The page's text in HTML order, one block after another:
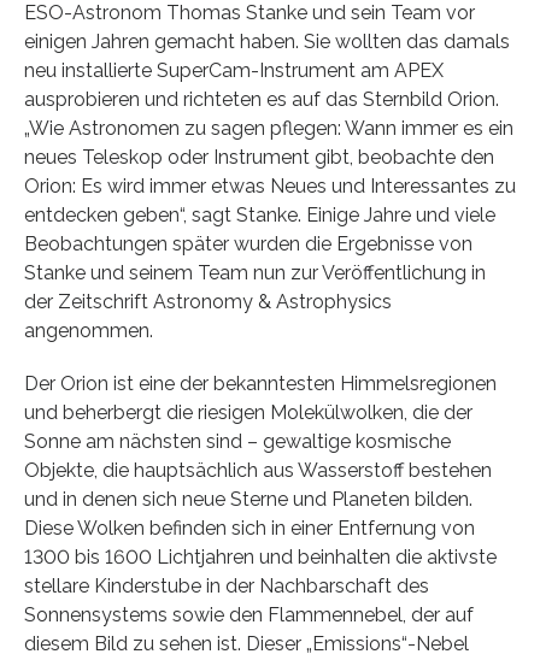
ESO-Astronom Thomas Stanke und sein Team vor
einigen Jahren gemacht haben. Sie wollten das damals
neu installierte SuperCam-Instrument am APEX
ausprobieren und richteten es auf das Sternbild Orion.
„Wie Astronomen zu sagen pflegen: Wann immer es ein
neues Teleskop oder Instrument gibt, beobachte den
Orion: Es wird immer etwas Neues und Interessantes zu
entdecken geben“, sagt Stanke. Einige Jahre und viele
Beobachtungen später wurden die Ergebnisse von
Stanke und seinem Team nun zur Veröffentlichung in
der Zeitschrift Astronomy & Astrophysics
angenommen.
Der Orion ist eine der bekanntesten Himmelsregionen
und beherbergt die riesigen Molekülwolken, die der
Sonne am nächsten sind – gewaltige kosmische
Objekte, die hauptsächlich aus Wasserstoff bestehen
und in denen sich neue Sterne und Planeten bilden.
Diese Wolken befinden sich in einer Entfernung von
1300 bis 1600 Lichtjahren und beinhalten die aktivste
stellare Kinderstube in der Nachbarschaft des
Sonnensystems sowie den Flammennebel, der auf
diesem Bild zu sehen ist. Dieser „Emissions“-Nebel